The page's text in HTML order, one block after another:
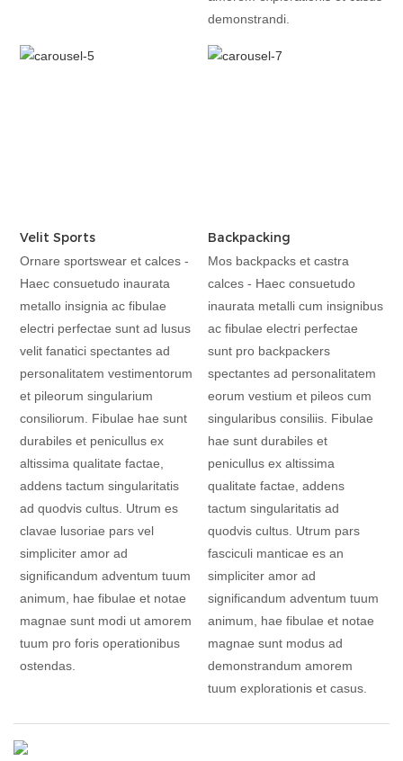
demonstrandi.
Velit Sports
Ornare sportswear et calces -
Haec consuetudo inaurata
metallo insignia ac fibulae
electri perfectae sunt ad lusus
velit fanatici spectantes ad
personalitatem vestimentorum
et pileorum singularium
consiliorum. Fibulae hae sunt
durabiles et penicullus ex
altissima qualitate factae,
addens tactum singularitatis
ad quodvis cultus. Utrum es
clavae lusoriae pars vel
simpliciter amor ad
significandum adventum tuum
animum, hae fibulae et notae
magnae sunt modi ut amorem
tuum pro foris operationibus
ostendas.
Backpacking
Mos backpacks et castra
calces - Haec consuetudo
inaurata metalli cum insignibus
ac fibulae electri perfectae
sunt pro backpackers
spectantes ad personalitatem
eorum vestium et pileos cum
singularibus consiliis. Fibulae
hae sunt durabiles et
penicullus ex altissima
qualitate factae, addens
tactum singularitatis ad
quodvis cultus. Utrum pars
fasciculi manticae es an
simpliciter amor ad
significandum adventum tuum
animum, hae fibulae et notae
magnae sunt modus ad
demonstrandum amorem
tuum explorationis et casus.